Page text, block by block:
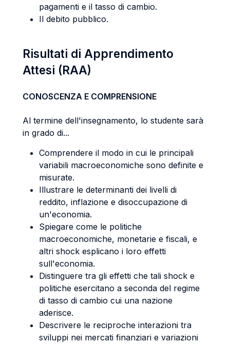
pagamenti e il tasso di cambio.
Il debito pubblico.
Risultati di Apprendimento
Attesi (RAA)
CONOSCENZA E COMPRENSIONE
Al termine dell'insegnamento, lo studente sarà
in grado di...
Comprendere il modo in cui le principali
variabili macroeconomiche sono definite e
misurate.
Illustrare le determinanti dei livelli di
reddito, inflazione e disoccupazione di
un'economia.
Spiegare come le politiche
macroeconomiche, monetarie e fiscali, e
altri shock esplicano i loro effetti
sull'economia.
Distinguere tra gli effetti che tali shock e
politiche esercitano a seconda del regime
di tasso di cambio cui una nazione
aderisce.
Descrivere le reciproche interazioni tra
sviluppi nei mercati finanziari e variazioni